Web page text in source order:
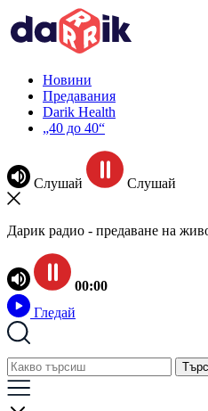
Новини
Предавания
Darik Health
„40 до 40“
Слушай Слушай
Дарик радио - предаване на
00:00
Гледай